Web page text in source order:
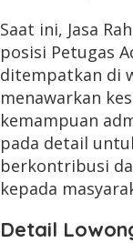
Saat ini, Jasa
posisi Petugas
ditempatkan di
menawarkan
kemampuan
pada detail
berkontribusi
kepada
Detail